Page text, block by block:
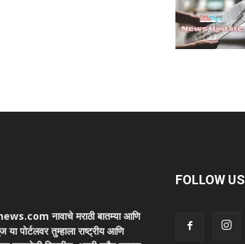
नावाचे मराठी बातम्या आणि
पोर्टलवर तुम्हाला राष्ट्रीय आणि
FOLLOW US